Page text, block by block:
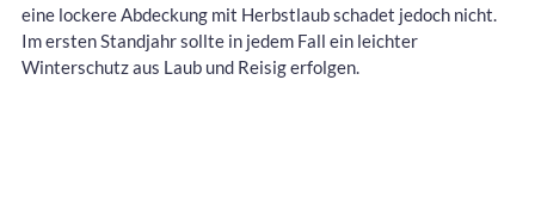
eine lockere Abdeckung mit Herbstlaub schadet jedoch nicht.
Im ersten Standjahr sollte in jedem Fall ein leichter
Winterschutz aus Laub und Reisig erfolgen.